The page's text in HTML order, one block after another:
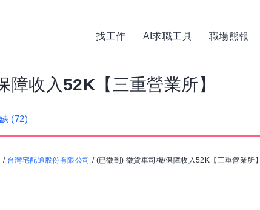
找工作 AI求職工具 職場熊報
障收入52K【三重營業所】
(72)
/ 台灣宅配通股份有限公司 / (已徵到) 徵貨車司機/保障收入52K【三重營業所】